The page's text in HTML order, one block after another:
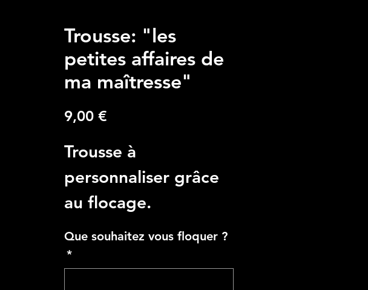
Trousse: "les
petites affaires de
ma maîtresse"
9,00 €
Trousse à
personnaliser grâce
au flocage.
"Pour un retrait à
Rognac, vous pouvez
Que souhaitez vous floquer ?
*